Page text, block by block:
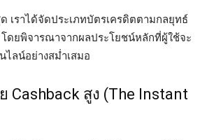
เราได้จัดประเภทบัตรเครดิตตามกลยุทธ์
ดยพิจารณาจากผลประโยชน์หลักที่ผู้ใช้จะ
ไลน์อย่างสม่ำเสมอ
Cashback สูง (The Instant